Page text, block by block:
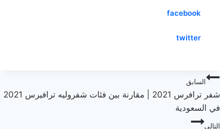
facebook
twitter
تصفّح
المقالات
السابق
شفر ترافرس 2021 | مقارنة بين فئات شفروليه ترافيرس 2021
في السعودية
التالي